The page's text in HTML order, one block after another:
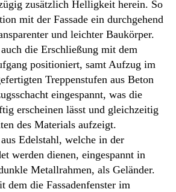
zusätzlich Helligkeit herein. So
mit der Fassade ein durchgehend
und leichter Baukörper.
die Erschließung mit dem
positioniert, samt Aufzug im
Treppenstufen aus Beton
eingespannt, was die
erscheinen lässt und gleichzeitig
des Materials aufzeigt.
Edelstahl, welche in der
werden dienen, eingespannt in
Metallrahmen, als Geländer.
dem die Fassadenfenster im